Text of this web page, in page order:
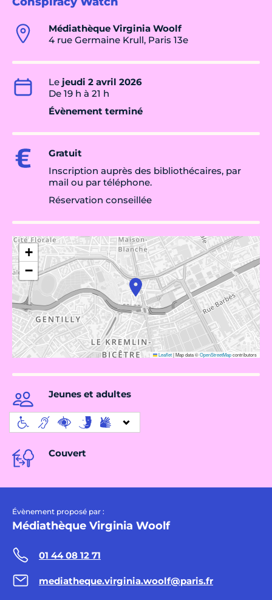
Médiathèque Virginia Woolf
4 rue Germaine Krull, Paris 13e
Le jeudi 2 avril 2026
De 19 h à 21 h
Évènement terminé
Gratuit
Inscription auprès des bibliothécaires, par
mail ou par téléphone.
Réservation conseillée
+
−
Leaflet|Map data ©OpenStreetMapcontributors
Jeunes et adultes
Couvert
Évènement proposé par :
Médiathèque Virginia Woolf
01 44 08 12 71
mediatheque.virginia.woolf@paris.fr